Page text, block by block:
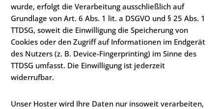
wurde, erfolgt die Verarbeitung ausschließlich auf
Grundlage von Art. 6 Abs. 1 lit. a DSGVO und § 25 Abs. 1
TTDSG, soweit die Einwilligung die Speicherung von
Cookies oder den Zugriff auf Informationen im Endgerät
des Nutzers (z. B. Device-Fingerprinting) im Sinne des
TTDSG umfasst. Die Einwilligung ist jederzeit
widerrufbar.
Unser Hoster wird Ihre Daten nur insoweit verarbeiten,